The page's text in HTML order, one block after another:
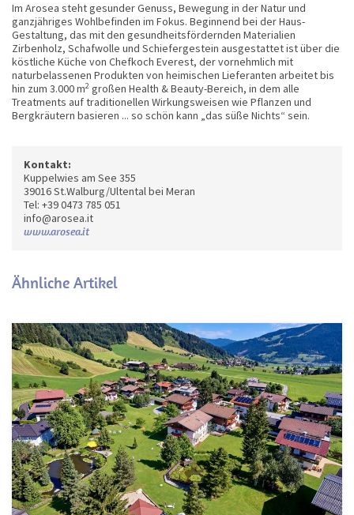
Im Arosea steht gesunder Genuss, Bewegung in der Natur und
ganzjähriges Wohlbefinden im Fokus. Beginnend bei der Haus-
Gestaltung, das mit den gesundheitsfördernden Materialien
Zirbenholz, Schafwolle und Schiefergestein ausgestattet ist über die
köstliche Küche von Chefkoch Everest, der vornehmlich mit
naturbelassenen Produkten von heimischen Lieferanten arbeitet bis
hin zum 3.000 m2 großen Health & Beauty-Bereich, in dem alle
Treatments auf traditionellen Wirkungsweisen wie Pflanzen und
Bergkräutern basieren ... so schön kann „das süße Nichts“ sein.
Kontakt:
Kuppelwies am See 355
39016 St.Walburg/Ultental bei Meran
Tel: +39 0473 785 051
info@arosea.it
www.arosea.it
Ähnliche Artikel